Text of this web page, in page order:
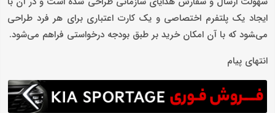
ایجاد یک پلتفرم اختصاصی و یک کارت اعتباری برای هر فرد طراحی
می‌‍شود که با آن امکان خرید بر طبق بودجه درخواستی فراهم می‌شود.
انتهای پیام